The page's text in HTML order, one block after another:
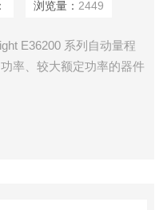
浏览量： 2449
E36200 系列自动量程
率、较大额定功率的器件
源则可以提供两路独立
400 W 输出。 通过自动